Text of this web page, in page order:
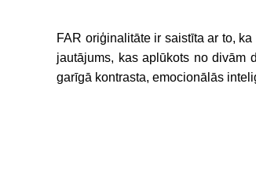
FAR oriģinalitāte ir saistīta ar to,
jautājums, kas aplūkots no divām
garīgā kontrasta, emocionālās